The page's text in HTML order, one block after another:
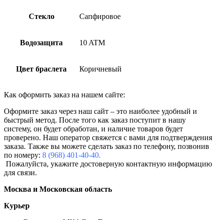
Стекло Сапфировое
Водозащита 10 ATM
Цвет браслета Коричневый
Как оформить заказ на нашем сайте:
Оформите заказ через наш сайт – это наиболее удобный и
быстрый метод. После того как заказ поступит в нашу
систему, он будет обработан, и наличие товаров будет
проверено. Наш оператор свяжется с вами для подтверждения
заказа. Также вы можете сделать заказ по телефону, позвонив
по номеру: 8 (968) 401-40-40.
Пожалуйста, укажите достоверную контактную информацию
для связи.
Москва и Московская область
Курьер